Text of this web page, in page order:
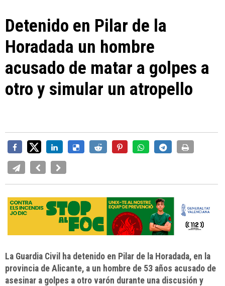
Detenido en Pilar de la
Horadada un hombre
acusado de matar a golpes a
otro y simular un atropello
La Guardia Civil ha detenido en Pilar de la Horadada, en la
provincia de Alicante, a un hombre de 53 años acusado de
asesinar a golpes a otro varón durante una discusión y